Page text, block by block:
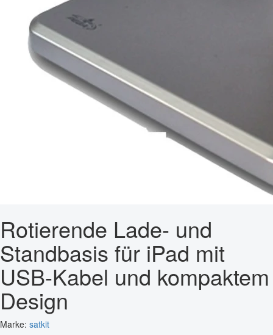
Rotierende Lade- und
Standbasis für iPad mit
USB-Kabel und kompaktem
Design
Marke: satkit